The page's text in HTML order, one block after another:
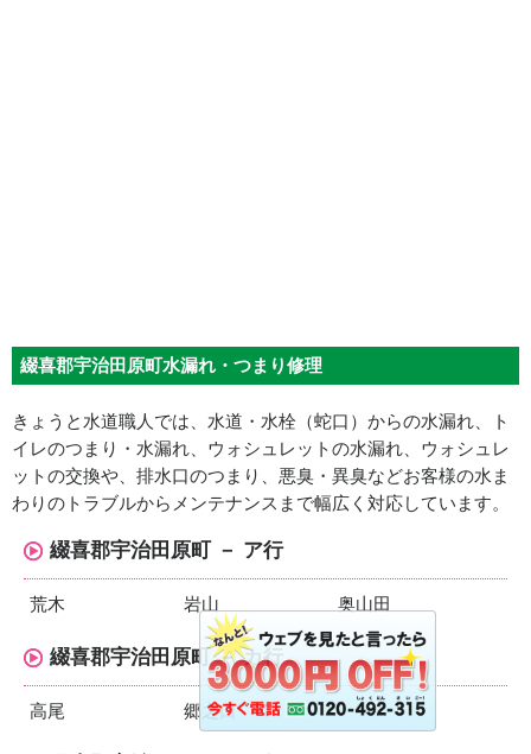
綴喜郡宇治田原町水漏れ・つまり修理
きょうと水道職人では、水道・水栓（蛇口）からの水漏れ、ト
イレのつまり・水漏れ、ウォシュレットの水漏れ、ウォシュレ
ットの交換や、排水口のつまり、悪臭・異臭などお客様の水ま
わりのトラブルからメンテナンスまで幅広く対応しています。
綴喜郡宇治田原町 － ア行
荒木 岩山 奥山田
綴喜郡宇治田原町 － カ行
高尾 郷之口